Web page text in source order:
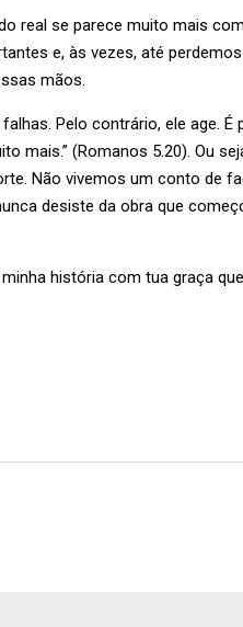
real se parece muito mais
e, às vezes, até
mãos.
Pelo contrário, ele age. É
mais.” (Romanos 5.20). Ou
Não vivemos um conto de
desiste da obra que
história com tua graça